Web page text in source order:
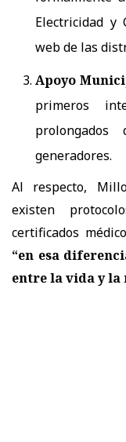
Electricidad y
web de las
Apoyo
primeros
generadores.
Al respecto,
existen
certificados
“en esa
entre la vida y la